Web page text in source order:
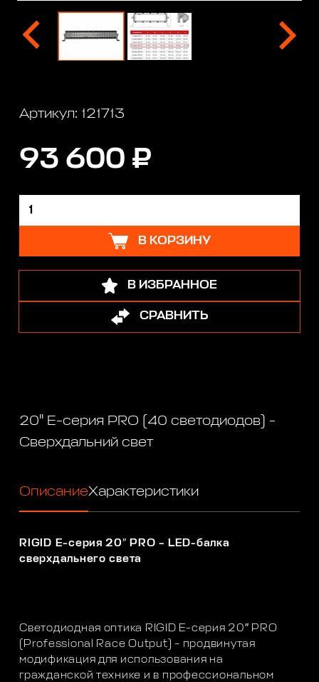
Артикул: 121713
93 600 ₽
В КОРЗИНУ
В ИЗБРАННОЕ
СРАВНИТЬ
20" Е-серия PRO (40 светодиодов) -
Сверхдальний свет
ОписаниеХарактеристики
RIGID E-серия 20″ PRO – LED-балка
сверхдальнего света
Светодиодная оптика RIGID E-серия 20″ PRO
(Professional Race Output) – продвинутая
модификация для использования на
гражданской технике и в профессиональном